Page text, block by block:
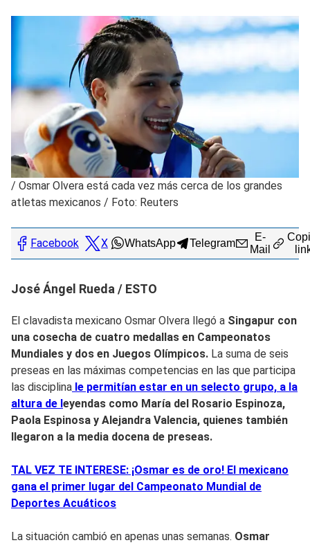
/ Osmar Olvera está cada vez más cerca de los grandes
atletas mexicanos / Foto: Reuters
Facebook X WhatsApp Telegram
E-
Mail
José Ángel Rueda / ESTO
El clavadista mexicano Osmar Olvera llegó a Singapur con
una cosecha de cuatro medallas en Campeonatos
Mundiales y dos en Juegos Olímpicos. La suma de seis
preseas en las máximas competencias en las que participa
las disciplina le permitían estar en un selecto grupo, a la
altura de leyendas como María del Rosario Espinoza,
Paola Espinosa y Alejandra Valencia, quienes también
llegaron a la media docena de preseas.
TAL VEZ TE INTERESE: ¡Osmar es de oro! El mexicano
gana el primer lugar del Campeonato Mundial de
Deportes Acuáticos
La situación cambió en apenas unas semanas. Osmar